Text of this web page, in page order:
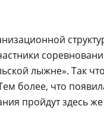
лыжне». Так
более, что
пройдут здесь же